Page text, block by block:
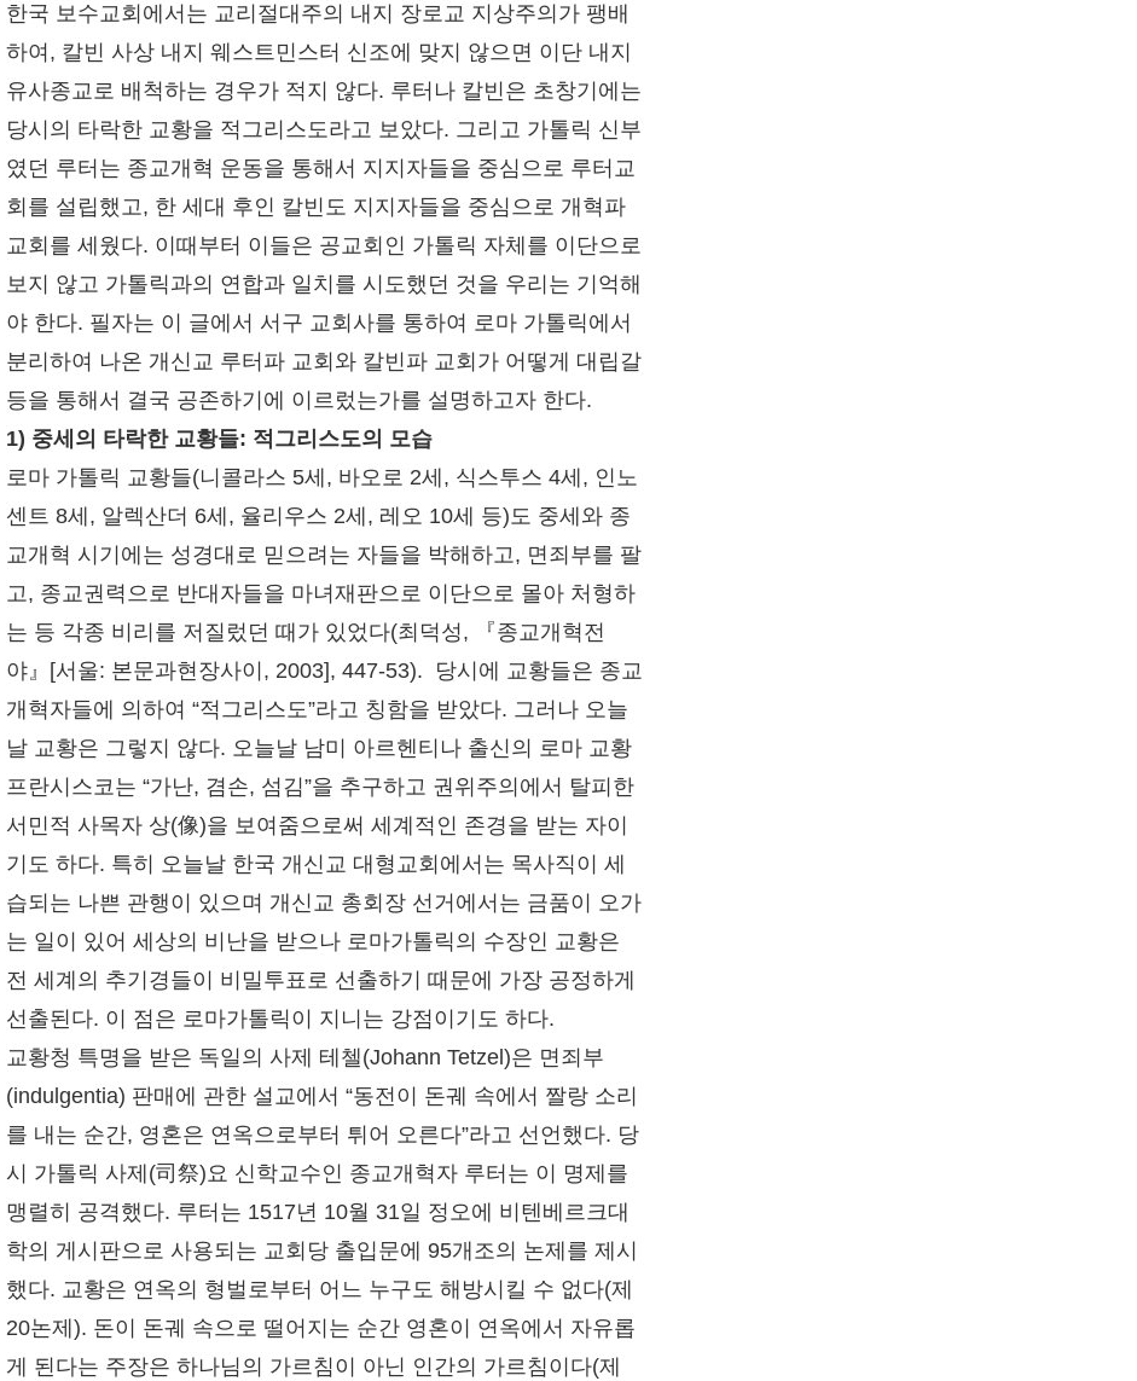
한국 보수교회에서는 교리절대주의 내지 장로교 지상주의가 팽배
하여, 칼빈 사상 내지 웨스트민스터 신조에 맞지 않으면 이단 내지
유사종교로 배척하는 경우가 적지 않다. 루터나 칼빈은 초창기에는
당시의 타락한 교황을 적그리스도라고 보았다. 그리고 가톨릭 신부
였던 루터는 종교개혁 운동을 통해서 지지자들을 중심으로 루터교
회를 설립했고, 한 세대 후인 칼빈도 지지자들을 중심으로 개혁파
교회를 세웠다. 이때부터 이들은 공교회인 가톨릭 자체를 이단으로
보지 않고 가톨릭과의 연합과 일치를 시도했던 것을 우리는 기억해
야 한다. 필자는 이 글에서 서구 교회사를 통하여 로마 가톨릭에서
분리하여 나온 개신교 루터파 교회와 칼빈파 교회가 어떻게 대립갈
등을 통해서 결국 공존하기에 이르렀는가를 설명하고자 한다.
1) 중세의 타락한 교황들: 적그리스도의 모습
로마 가톨릭 교황들(니콜라스 5세, 바오로 2세, 식스투스 4세, 인노
센트 8세, 알렉산더 6세, 율리우스 2세, 레오 10세 등)도 중세와 종
교개혁 시기에는 성경대로 믿으려는 자들을 박해하고, 면죄부를 팔
고, 종교권력으로 반대자들을 마녀재판으로 이단으로 몰아 처형하
는 등 각종 비리를 저질렀던 때가 있었다(최덕성, 『종교개혁전
야』[서울: 본문과현장사이, 2003], 447-53). 당시에 교황들은 종교
개혁자들에 의하여 “적그리스도”라고 칭함을 받았다. 그러나 오늘
날 교황은 그렇지 않다. 오늘날 남미 아르헨티나 출신의 로마 교황
프란시스코는 “가난, 겸손, 섬김”을 추구하고 권위주의에서 탈피한
서민적 사목자 상(像)을 보여줌으로써 세계적인 존경을 받는 자이
기도 하다. 특히 오늘날 한국 개신교 대형교회에서는 목사직이 세
습되는 나쁜 관행이 있으며 개신교 총회장 선거에서는 금품이 오가
는 일이 있어 세상의 비난을 받으나 로마가톨릭의 수장인 교황은
전 세계의 추기경들이 비밀투표로 선출하기 때문에 가장 공정하게
선출된다. 이 점은 로마가톨릭이 지니는 강점이기도 하다.
교황청 특명을 받은 독일의 사제 테첼(Johann Tetzel)은 면죄부
(indulgentia) 판매에 관한 설교에서 “동전이 돈궤 속에서 짤랑 소리
를 내는 순간, 영혼은 연옥으로부터 튀어 오른다”라고 선언했다. 당
시 가톨릭 사제(司祭)요 신학교수인 종교개혁자 루터는 이 명제를
맹렬히 공격했다. 루터는 1517년 10월 31일 정오에 비텐베르크대
학의 게시판으로 사용되는 교회당 출입문에 95개조의 논제를 제시
했다. 교황은 연옥의 형벌로부터 어느 누구도 해방시킬 수 없다(제
20논제). 돈이 돈궤 속으로 떨어지는 순간 영혼이 연옥에서 자유롭
게 된다는 주장은 하나님의 가르침이 아닌 인간의 가르침이다(제